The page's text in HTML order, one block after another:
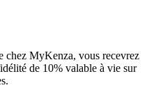
chez MyKenza, vous recevrez
de 10% valable à vie sur